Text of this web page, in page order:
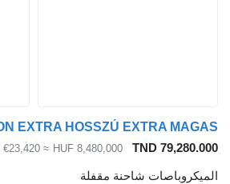
TND
HUF 8,480,000
≈ €23,420
شاحنة مقفلة